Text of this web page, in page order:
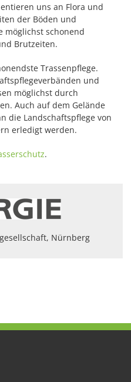
uns an Flora und
der Böden und
möglichst schonend
Brutzeiten.
Trassenpflege.
und
möglichst durch
Auch auf dem Gelände
die Landschaftspflege von
erledigt werden.
.
Nürnberg